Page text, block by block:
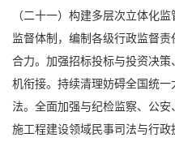
（二十一）构建多层次立体化
监督体制，编制各级行政监督
合力。加强招标投标与投资决
机衔接。持续清理妨碍全国统
法。全面加强与纪检监察、公
施工程建设领域民事司法与行